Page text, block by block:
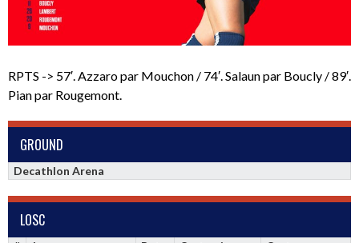
RPTS -> 57′. Azzaro par Mouchon / 74′. Salaun par Boucly / 89′.
Pian par Rougemont.
GROUND
Decathlon Arena
LOSC